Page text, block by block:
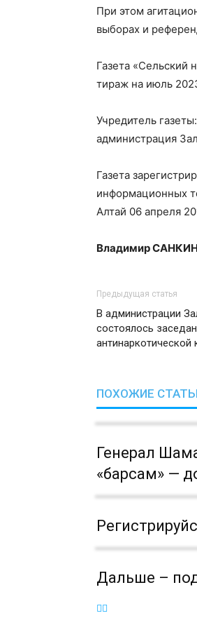
При этом
выборах и
Газета «Сельский
тираж на июль
Учредитель
администрация
Газета
информационных
Алтай 06 апреля
Владимир
Предыдущая статья
В администрации
состоялось
антинаркотической
ПОХОЖИЕ
Генерал
«барсам» —
Дальше –